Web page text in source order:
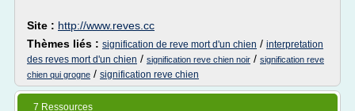
Site : http://www.reves.cc
Thèmes liés : signification de reve mort d'un chien / interpretation
des reves mort d'un chien / signification reve chien noir / signification reve
chien qui grogne / signification reve chien
7 Ressources